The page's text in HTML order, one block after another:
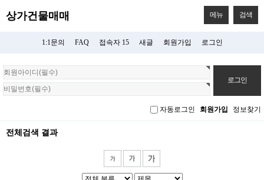
상가건물매매 메뉴 검색
1:1문의 FAQ 접속자 15 새글 회원가입 로그인
회
원
로
자동로그인 회원가입 정보찾기
전체검색 결과